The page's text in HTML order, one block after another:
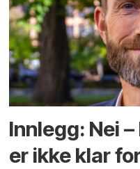
Innlegg: Nei
er ikke klar